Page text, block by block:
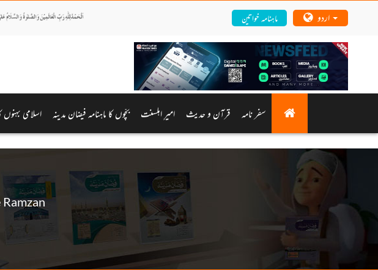
ماہنامہ خواتین
سفر نامہ قرآن و حدیث امیرِ اہلسنت بچّوں کا ماہنامہ فیضان مدینہ اسلامی بہنوں